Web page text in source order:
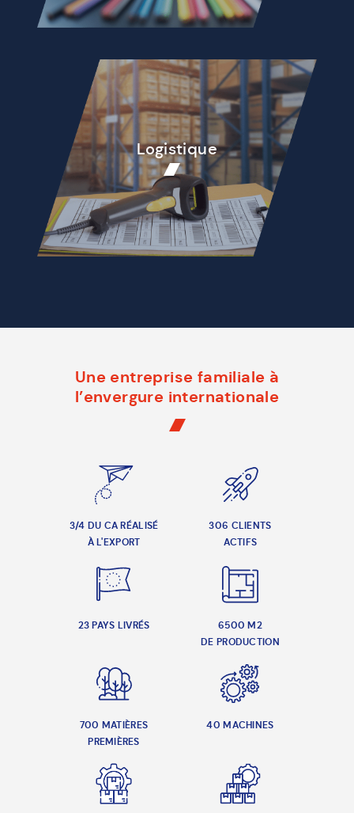
Logistique
Une entreprise familiale à
l’envergure internationale
3/4 DU CA RÉALISÉ
À L'EXPORT
306 CLIENTS
ACTIFS
23 PAYS LIVRÉS
6500 M2
DE PRODUCTION
700 MATIÈRES
PREMIÈRES
40 MACHINES